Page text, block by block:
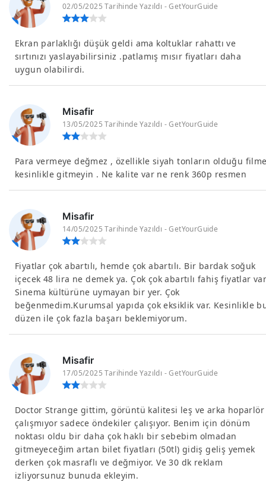
02/05/2025 Tarihinde Yazıldı - GetYourGuide
Ekran parlaklığı düşük geldi ama koltuklar rahattı ve
sırtınızı yaslayabilirsiniz .patlamış mısır fiyatları daha
uygun olabilirdi.
Misafir
13/05/2025 Tarihinde Yazıldı - GetYourGuide
Para vermeye değmez , özellikle siyah tonların olduğu
kesinlikle gitmeyin . Ne kalite var ne renk 360p resmen
Misafir
14/05/2025 Tarihinde Yazıldı - GetYourGuide
Fiyatlar çok abartılı, hemde çok abartılı. Bir bardak soğuk
içecek 48 lira ne demek ya. Çok çok abartılı fahiş fiyatlar
Sinema kültürüne uymayan bir yer. Çok
beğenmedim.Kurumsal yapıda çok eksiklik var. Kesinlikle
düzen ile çok fazla başarı beklemiyorum.
Misafir
17/05/2025 Tarihinde Yazıldı - GetYourGuide
Doctor Strange gittim, görüntü kalitesi leş ve arka hoparlör
çalışmıyor sadece öndekiler çalışıyor. Benim için dönüm
noktası oldu bir daha çok haklı bir sebebim olmadan
gitmeyeceğim artan bilet fiyatları (50tl) gidiş geliş yemek
derken çok masraflı ve değmiyor. Ve 30 dk reklam
izliyorsunuz bunuda ekleyim.